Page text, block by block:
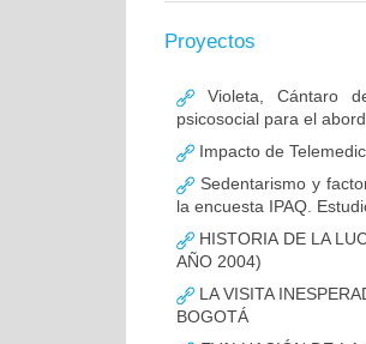
Proyectos
Violeta, Cántaro
psicosocial para el
Impacto de
Sedentarismo y
la encuesta IPAQ.
HISTORIA DE LA
AÑO 2004)
LA VISITA
BOGOTÁ